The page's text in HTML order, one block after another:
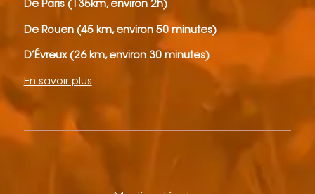
De Paris (135km, environ 2h)
De Rouen (45 km, environ 50 minutes)
D’Évreux (26 km, environ 30 minutes)
En savoir plus